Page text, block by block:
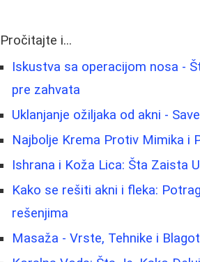
Pročitajte i...
Iskustva sa operacijom nosa -
pre zahvata
Uklanjanje ožiljaka od akni -
Najbolje Krema Protiv Mimika i
Ishrana i Koža Lica: Šta Zaista
Kako se rešiti akni i fleka:
rešenjima
Masaža - Vrste, Tehnike i